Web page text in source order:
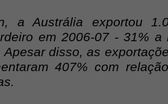
a Austrália exportou
em 2006-07 - 31% a
Apesar disso, as
407% com